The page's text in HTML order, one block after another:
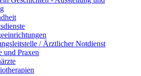
/ Ärztlicher Notdienst
und Praxen